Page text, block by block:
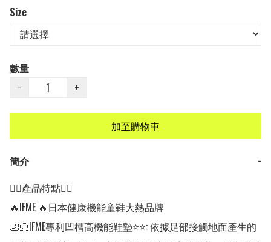
Size
數量
−
+
加至購物車
簡介
−
👍🏻產品特點👍🏻
🔥IFME 🔥日本健康機能童鞋大熱品牌
🦶🏻IFME專利凹槽高機能鞋墊⭐⭐: 依據足部接觸地面產生的